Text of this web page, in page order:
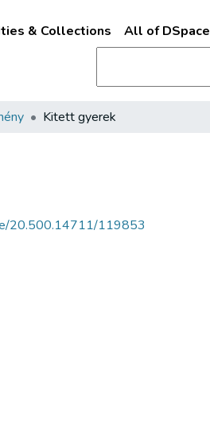
& Collections All of DSpace
Kitett gyerek
20.500.14711/119853